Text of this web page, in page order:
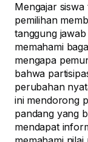
Mengajar
pemilihan
tanggung
memahami
mengapa
bahwa
perubahan
ini mendorong
pandang yang
mendapat